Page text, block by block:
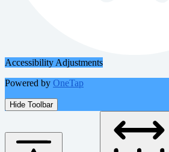
Accessibility Adjustments
Powered by OneTap
Hide Toolbar